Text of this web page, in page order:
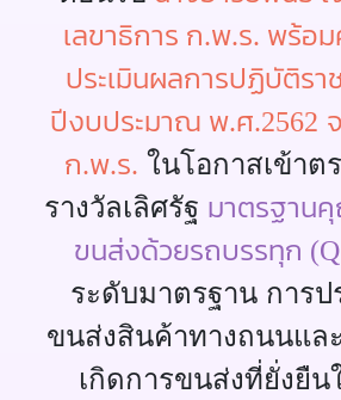
เลขาธิการ ก.พ.ร. พร้อ
ประเมินผลการปฏิบัติรา
ปีงบประมาณ พ.ศ.2562
ก.พ.ร. ในโอกาสเข้าต
รางวัลเลิศรัฐ มาตรฐาน
ขนส่งด้วยรถบรรทุก
ระดับมาตรฐาน การป
ขนส่งสินค้าทางถนนแล
เกิดการขนส่งที่ยั่งยื